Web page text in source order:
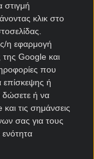
κλικ στο
η εφαρμογή
της Google και
που
επίσκεψης ή
δώσετε ή να
τις σημάνσεις
σας για τους
–
έγινε κάτι
από έξι
στο